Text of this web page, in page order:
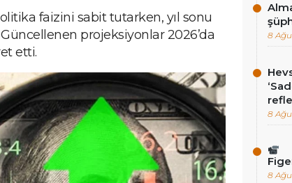
faizini sabit tutarken, yıl sonu
projeksiyonlar 2026’da
etti.
8
8
8